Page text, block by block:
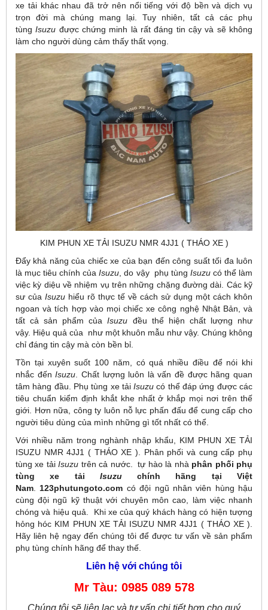
xe tải khác nhau đã trở nên nổi tiếng với độ bền và dịch vụ
trọn đời mà chúng mang lại. Tuy nhiên, tất cả các phụ
tùngIsuzu được chứng minh là rất đáng tin cậy và sẽ không
làm cho người dùng cảm thấy thất vọng.
KIM PHUN XE TẢI ISUZU NMR 4JJ1 ( THÁO XE )
Đẩy khả năng của chiếc xe của bạn đến công suất tối đa luôn
là mục tiêu chính củaIsuzu, do vậy phụ tùng Isuzucó thể làm
việc kỳ diệu về nhiệm vụ trên những chặng đường dài. Các kỹ
sư của Isuzu hiểu rõ thực tế về cách sử dụng một cách khôn
ngoan và tích hợp vào mọi chiếc xe công nghệ Nhật Bản, và
tất cả sản phẩm củaIsuzu đều thể hiện chất lượng như
vậy. Hiệu quả của như một khuôn mẫu như vậy. Chúng không
chỉ đáng tin cậy mà còn bền bỉ.
Tồn tại xuyên suốt 100 năm, có quá nhiều điều để nói khi
nhắc đếnIsuzu. Chất lượng luôn là vấn đề được hãng quan
tâm hàng đầu. Phụ tùng xe tảiIsuzu có thể đáp ứng được các
tiêu chuẩn kiểm định khắt khe nhất ở khắp mọi nơi trên thế
giới. Hơn nữa, công ty luôn nỗ lực phấn đấu để cung cấp cho
người tiêu dùng của mình những gì tốt nhất có thể.
Với nhiều năm trong nghành nhập khẩu, KIM PHUN XE TẢI
ISUZU NMR 4JJ1 ( THÁO XE ). Phân phối và cung cấp phụ
tùng xe tảiIsuzu trên cả nước. tự hào là nhà phân phối phụ
tùng xe tải Isuzuchính hãng tại Việt
Nam.123phutungoto.com có đội ngũ nhân viên hùng hậu
cùng đội ngũ kỹ thuật với chuyên môn cao, làm việc nhanh
chóng và hiệu quả. Khi xe của quý khách hàng có hiện tượng
hỏng hóc KIM PHUN XE TẢI ISUZU NMR 4JJ1 ( THÁO XE ).
Hãy liên hệ ngay đến chúng tôi để được tư vấn về sản phẩm
phụ tùng chính hãng để thay thế.
Liên hệ với chúng tôi
Mr Tàu: 0985 089 578